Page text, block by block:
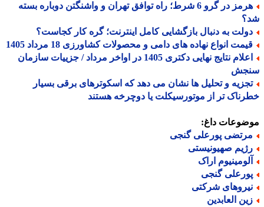
هرمز در گرو 6 شرط؛ راه توافق تهران و واشنگتن دوباره بسته
به دنبال بازگشایی کامل اینترنت؛ گره کار کجاست؟
انواع نهاده های دامی و محصولات کشاورزی 18 مرداد 1405
اعلام نتایج نهایی دکتری 1405 در اواخر مرداد / جزییات سازمان
و تحلیل ها نشان می دهد که اسکوترهای برقی بسیار
تر از موتورسیکلت یا دوچرخه هستند
داغ:
پورعلی گنجی
صهیونیستی
اراک
گنجی
شرکتی
العابدین